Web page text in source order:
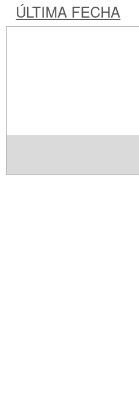
ÚLTIMA FECHA